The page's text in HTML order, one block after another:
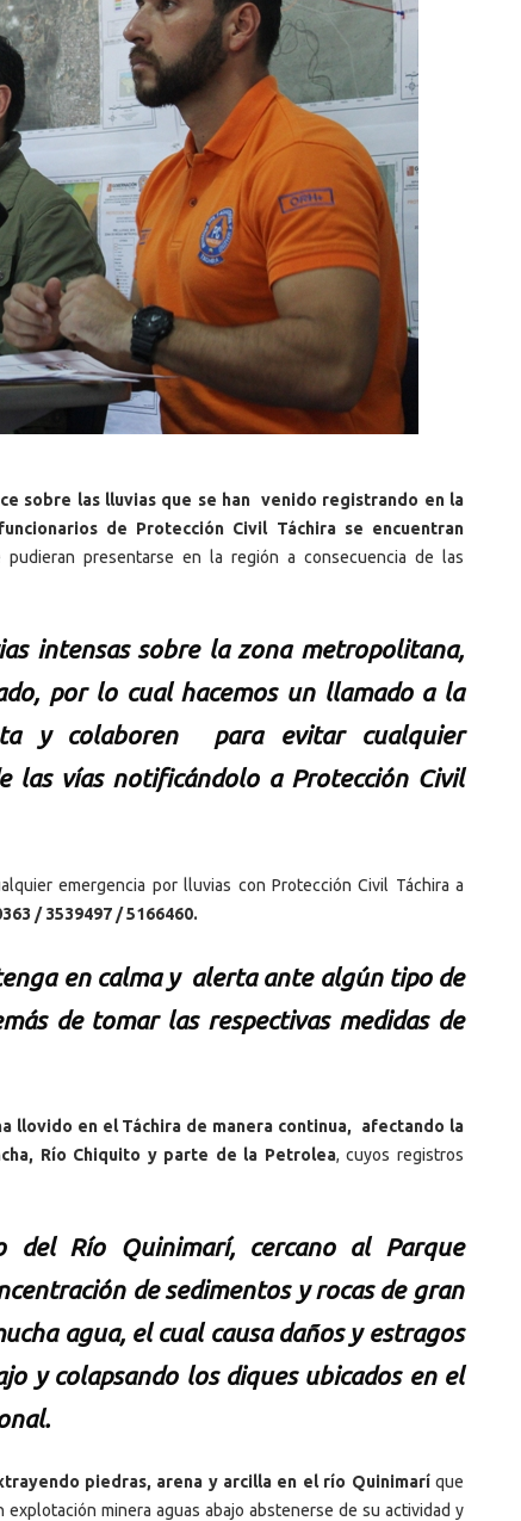
sobre las lluvias que se han venido registrando en la
de Protección Civil Táchira se encuentran
presentarse en la región a consecuencia de las
intensas sobre la zona metropolitana,
por lo cual hacemos un llamado a la
y colaboren para evitar cualquier
las vías notificándolo a Protección Civil
emergencia por lluvias con Protección Civil Táchira a
/ 3539497 / 5166460.
en calma y alerta ante algún tipo de
de tomar las respectivas medidas de
llovido en el Táchira de manera continua, afectando la
Río Chiquito y parte de la Petrolea, cuyos registros
del Río Quinimarí, cercano al Parque
de sedimentos y rocas de gran
agua, el cual causa daños y estragos
y colapsando los diques ubicados en el
piedras, arena y arcilla en el río Quinimaríque
minera aguas abajo abstenerse de su actividad y